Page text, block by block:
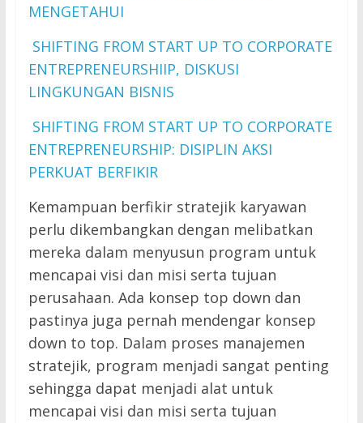
MENGETAHUI
SHIFTING FROM START UP TO CORPORATE
ENTREPRENEURSHIIP, DISKUSI
LINGKUNGAN BISNIS
SHIFTING FROM START UP TO CORPORATE
ENTREPRENEURSHIP: DISIPLIN AKSI
PERKUAT BERFIKIR
Kemampuan berfikir stratejik karyawan
perlu dikembangkan dengan melibatkan
mereka dalam menyusun program untuk
mencapai visi dan misi serta tujuan
perusahaan. Ada konsep top down dan
pastinya juga pernah mendengar konsep
down to top. Dalam proses manajemen
stratejik, program menjadi sangat penting
sehingga dapat menjadi alat untuk
mencapai visi dan misi serta tujuan